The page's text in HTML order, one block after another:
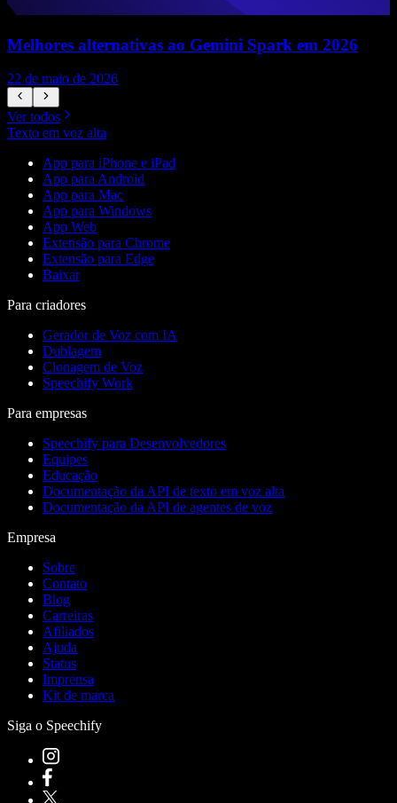
Melhores alternativas ao Gemini Spark em 2026
22 de maio de 2026
Ver todos
Texto em voz alta
App para iPhone e iPad
App para Android
App para Mac
App para Windows
App Web
Extensão para Chrome
Extensão para Edge
Baixar
Para criadores
Gerador de Voz com IA
Dublagem
Clonagem de Voz
Speechify Work
Para empresas
Speechify para Desenvolvedores
Equipes
Educação
Documentação da API de texto em voz alta
Documentação da API de agentes de voz
Empresa
Sobre
Contato
Blog
Carreiras
Afiliados
Ajuda
Status
Imprensa
Kit de marca
Siga o Speechify